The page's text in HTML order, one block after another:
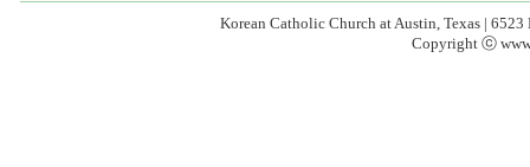
Korean Catholic Church at Austin, Texas |
Copyright ⓒ